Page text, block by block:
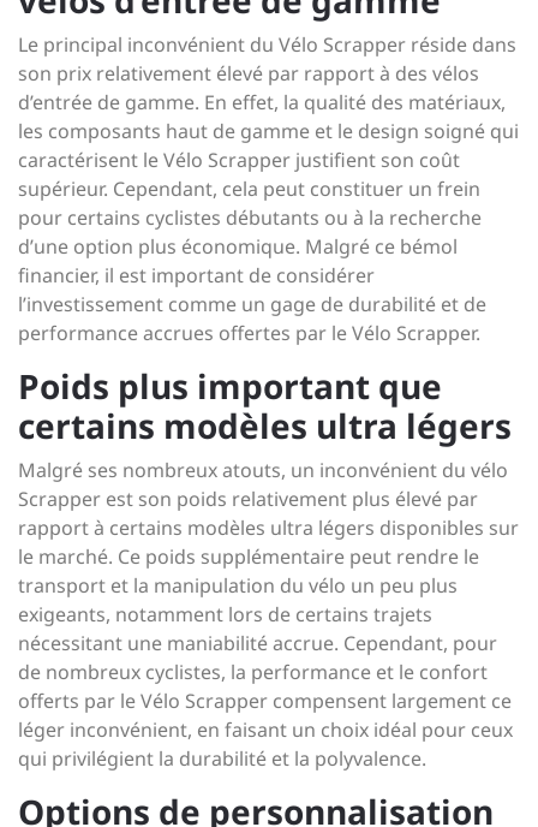
Le principal inconvénient du Vélo Scrapper réside dans
son prix relativement élevé par rapport à des vélos
d’entrée de gamme. En effet, la qualité des matériaux,
les composants haut de gamme et le design soigné qui
caractérisent le Vélo Scrapper justifient son coût
supérieur. Cependant, cela peut constituer un frein
pour certains cyclistes débutants ou à la recherche
d’une option plus économique. Malgré ce bémol
financier, il est important de considérer
l’investissement comme un gage de durabilité et de
performance accrues offertes par le Vélo Scrapper.
Poids plus important que
certains modèles ultra légers
Malgré ses nombreux atouts, un inconvénient du vélo
Scrapper est son poids relativement plus élevé par
rapport à certains modèles ultra légers disponibles sur
le marché. Ce poids supplémentaire peut rendre le
transport et la manipulation du vélo un peu plus
exigeants, notamment lors de certains trajets
nécessitant une maniabilité accrue. Cependant, pour
de nombreux cyclistes, la performance et le confort
offerts par le Vélo Scrapper compensent largement ce
léger inconvénient, en faisant un choix idéal pour ceux
qui privilégient la durabilité et la polyvalence.
Options de personnalisation